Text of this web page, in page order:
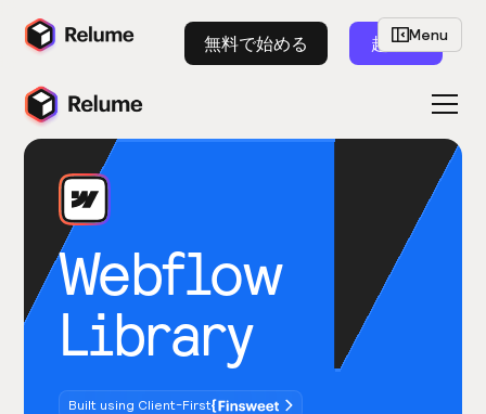
無料で始める 起動
Webflow
Library
Built using Client-First
Menu